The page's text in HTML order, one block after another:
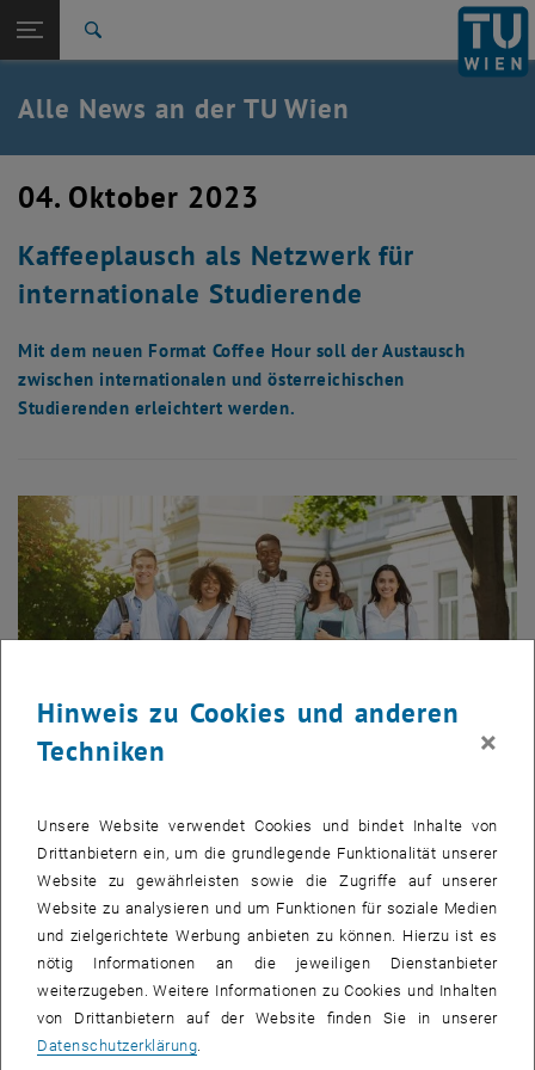
TU Login
Quicklinks
Quicklinks-Menü umschalten
Studium
Karriere
Zurück: Subseiten von TU Wien Startseite auflisten
Zurück zur letzten Ebene:
TU Wien Startseite
Übersicht
Alle News an der TU Wien
04. Oktober 2023
Kaffeeplausch als Netzwerk für
internationale Studierende
Mit dem neuen Format Coffee Hour soll der Austausch
zwischen internationalen und österreichischen
Studierenden erleichtert werden.
© Prostock-studio_stock.adobe.com
Um internationalen Studierenden und Austauschstudierenden sowie
Studierenden, die sich für ein Studium im Ausland interessieren, das
Netzwerken zu erleichtern, wird mit Oktober 2023 in regelmäßigen
Abständen eineCoffee Hourangeboten. „Wir wollen Studierenden
einen gemütlichen Rahmen für den gemeinsamen Austausch und
Hinweis zu Cookies und anderen
Techniken
×
Unsere Website verwendet Cookies und bindet Inhalte von
Drittanbietern ein, um die grundlegende Funktionalität unserer
Website zu gewährleisten sowie die Zugriffe auf unserer
Website zu analysieren und um Funktionen für soziale Medien
und zielgerichtete Werbung anbieten zu können. Hierzu ist es
nötig Informationen an die jeweiligen Dienstanbieter
weiterzugeben. Weitere Informationen zu Cookies und Inhalten
von Drittanbietern auf der Website finden Sie in unserer
Datenschutzerklärung.